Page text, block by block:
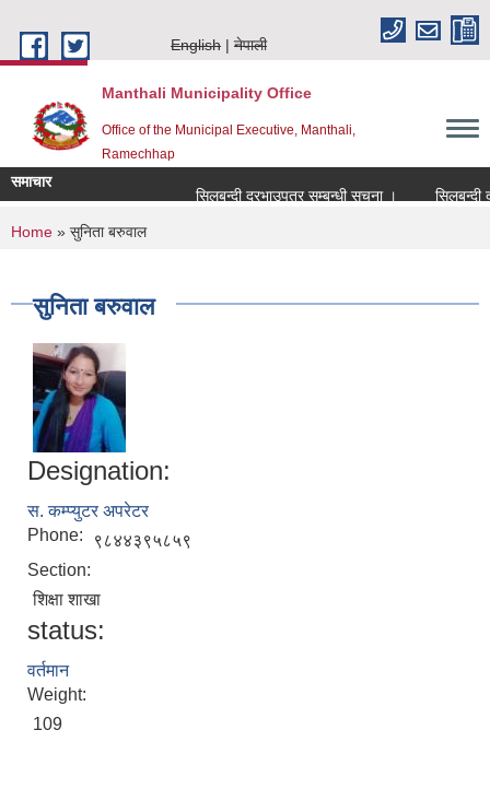
English
नेपाली
Manthali Municipality Office
Office of the Municipal Executive, Manthali,
Ramechhap
समाचार
सिलबन्दी दरभाउपत्र सम्बन्धी सूचना ।
सिलबन्दी
You are here
Home » सुनिता बरुवाल
सुनिता बरुवाल
Designation:
स. कम्प्युटर अपरेटर
Phone:
९८४४३९५८५९
Section:
शिक्षा शाखा
status:
वर्तमान
Weight:
109